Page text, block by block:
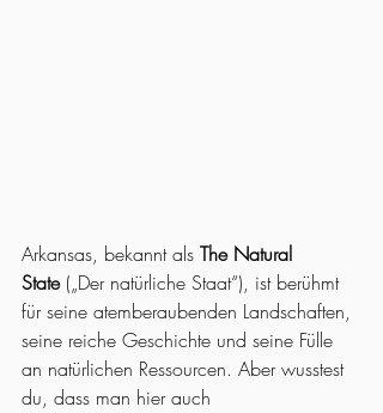
Arkansas, bekannt als The Natural
State („Der natürliche Staat“), ist berühmt
für seine atemberaubenden Landschaften,
seine reiche Geschichte und seine Fülle
an natürlichen Ressourcen. Aber wusstest
du, dass man hier auch